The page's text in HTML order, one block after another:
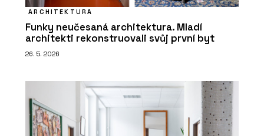
ARCHITEKTURA
Funky neučesaná architektura. Mladí
architekti rekonstruovali svůj první byt
26. 5. 2026